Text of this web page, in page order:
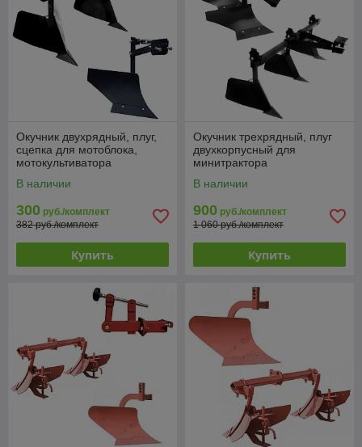
Окучник двухрядный, плуг,
сцепка для мотоблока,
мотокультиватора
В наличии
300 руб./комплект
382 руб./комплект
Купить
Окучник трехрядный, плуг
двухкорпусный для
минитрактора
В наличии
900 руб./комплект
1 060 руб./комплект
Купить